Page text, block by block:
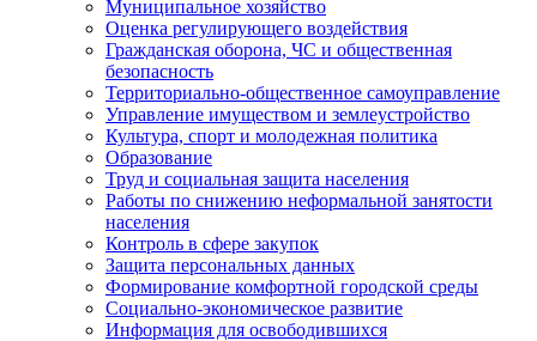
Муниципальное хозяйство
Оценка регулирующего воздействия
Гражданская оборона, ЧС и общественная
безопасность
Территориально-общественное самоуправление
Управление имуществом и землеустройство
Культура, спорт и молодежная политика
Образование
Труд и социальная защита населения
Работы по снижению неформальной занятости
населения
Контроль в сфере закупок
Защита персональных данных
Формирование комфортной городской среды
Социально-экономическое развитие
Информация для освободившихся